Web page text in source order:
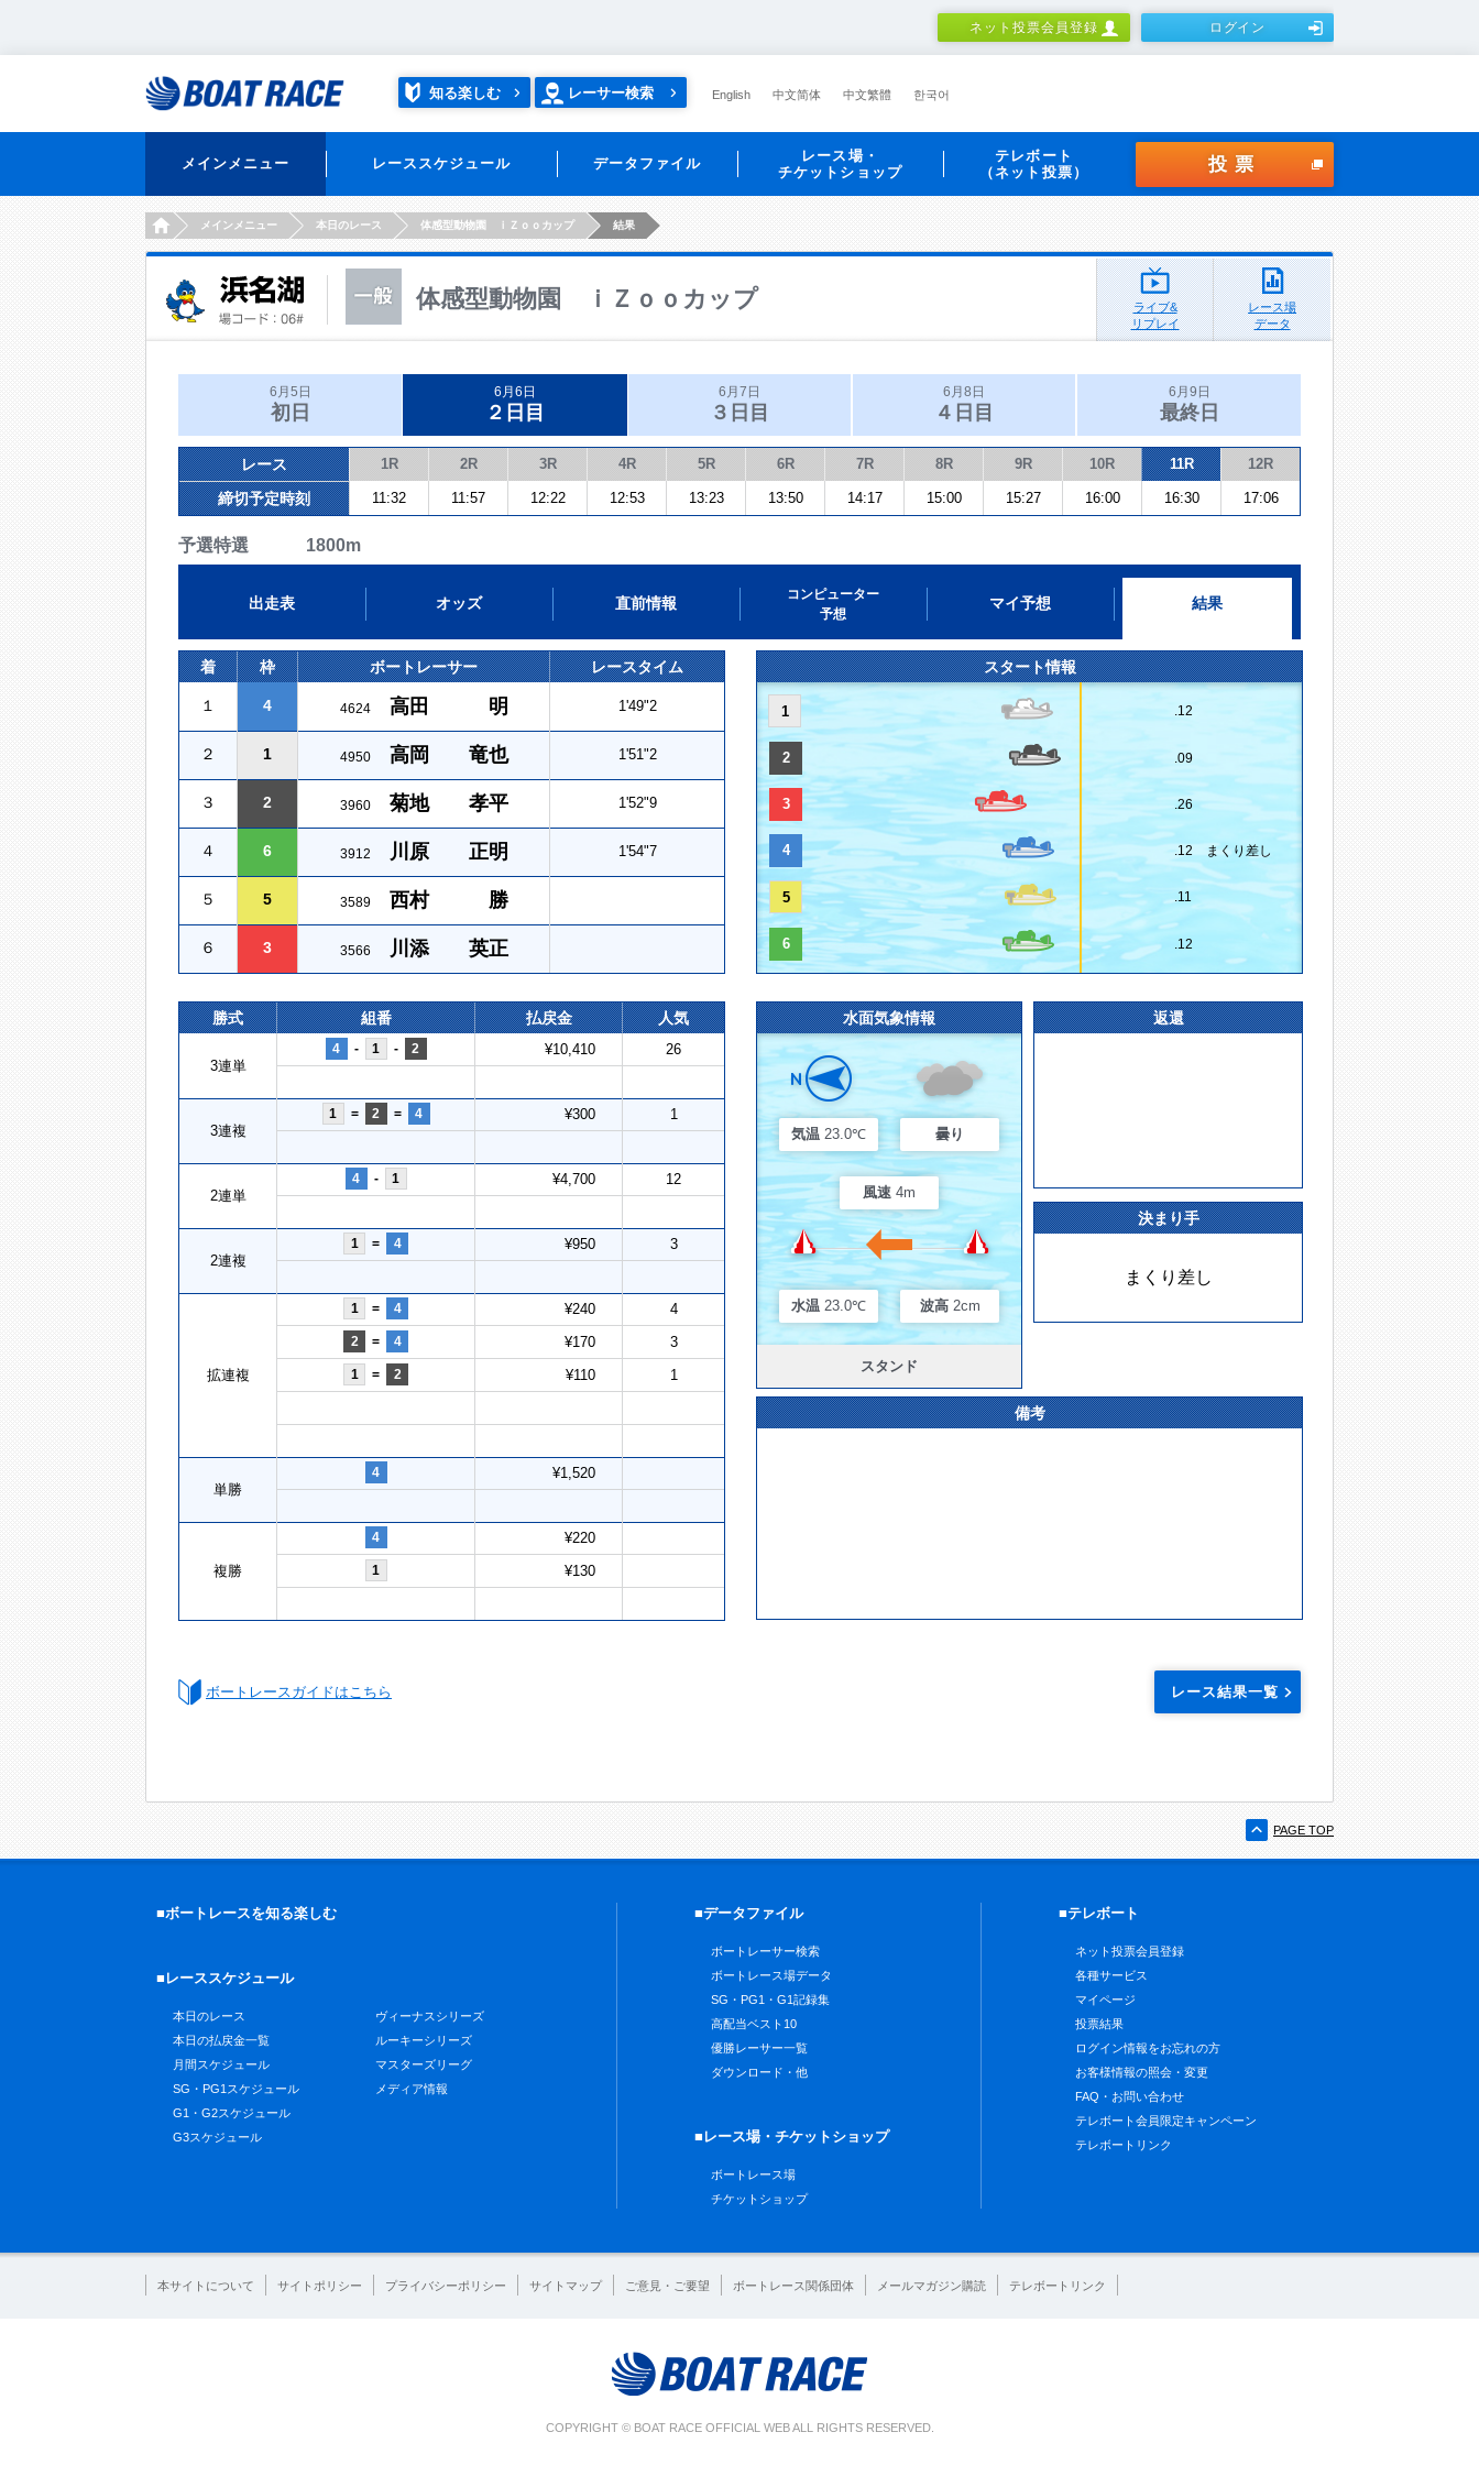
ネット投票会員登録 ログイン
知る楽しむ レーサー検索 English 中文简体 中文繁體 한국어
メインメニュー レーススケジュール データファイル
レース場・
チケットショップ
テレボート
（ネット投票）
投票
HOMEメインメニュー 本日のレース 体感型動物園 ｉＺｏｏカップ 結果
体感型動物園 ｉＺｏｏカップ
ライブ&
リプレイ
レース場
データ
6月5日
初日
6月6日
２日目
6月7日
３日目
6月8日
４日目
6月9日
最終日
レース 1R 2R 3R 4R 5R 6R 7R 8R 9R 10R 11R 12R
締切予定時刻 11:32 11:57 12:22 12:53 13:23 13:50 14:17 15:00 15:27 16:00 16:30 17:06
予選特選 1800m
出走表 オッズ 直前情報
コンピューター
予想
マイ予想 結果
着 枠 ボートレーサー レースタイム
１ 4 4624 高田 明 1'49"2
２ 1 4950 高岡 竜也 1'51"2
３ 2 3960 菊地 孝平 1'52"9
４ 6 3912 川原 正明 1'54"7
５ 5 3589 西村 勝
６ 3 3566 川添 英正
スタート情報
1 .12
2 .09
3 .26
4 .12 まくり差し
5 .11
6 .12
勝式 組番 払戻金 人気
3連単
4 - 1 - 2 ¥10,410 26
3連複
1 = 2 = 4 ¥300 1
2連単
4 - 1 ¥4,700 12
2連複
1 = 4 ¥950 3
拡連複
1 = 4 ¥240 4
2 = 4 ¥170 3
1 = 2 ¥110 1
単勝
4 ¥1,520
複勝
4 ¥220
1 ¥130
水面気象情報
気温 23.0℃ 曇り
風速 4m
水温 23.0℃ 波高 2cm
スタンド
返還
決まり手
まくり差し
備考
ボートレースガイドはこちら レース結果一覧
PAGE TOP
■ボートレースを知る楽しむ
■レーススケジュール
本日のレース
本日の払戻金一覧
月間スケジュール
SG・PG1スケジュール
G1・G2スケジュール
G3スケジュール
ヴィーナスシリーズ
ルーキーシリーズ
マスターズリーグ
メディア情報
■データファイル
ボートレーサー検索
ボートレース場データ
SG・PG1・G1記録集
高配当ベスト10
優勝レーサー一覧
ダウンロード・他
■レース場・チケットショップ
ボートレース場
チケットショップ
■テレボート
ネット投票会員登録
各種サービス
マイページ
投票結果
ログイン情報をお忘れの方
お客様情報の照会・変更
FAQ・お問い合わせ
テレボート会員限定キャンペーン
テレボートリンク
本サイトについて サイトポリシー プライバシーポリシー サイトマップ ご意見・ご要望 ボートレース関係団体 メールマガジン購読 テレボートリンク
COPYRIGHT © BOAT RACE OFFICIAL WEB ALL RIGHTS RESERVED.